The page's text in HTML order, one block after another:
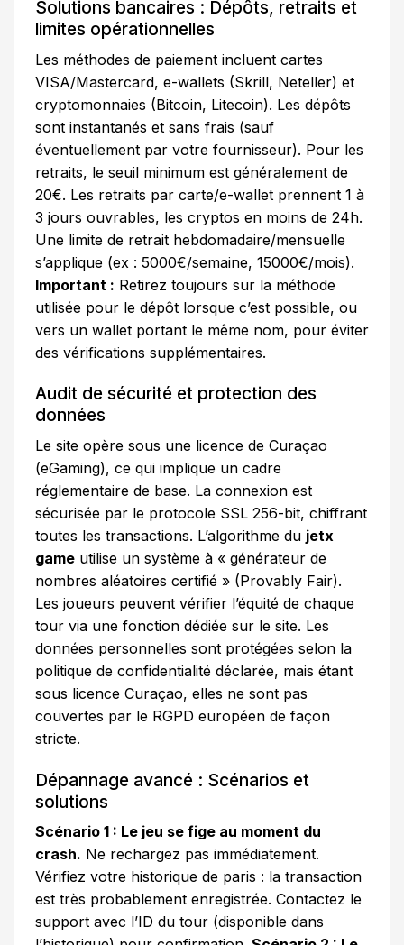
Solutions bancaires : Dépôts, retraits et
limites opérationnelles
Les méthodes de paiement incluent cartes
VISA/Mastercard, e-wallets (Skrill, Neteller) et
cryptomonnaies (Bitcoin, Litecoin). Les dépôts
sont instantanés et sans frais (sauf
éventuellement par votre fournisseur). Pour les
retraits, le seuil minimum est généralement de
20€. Les retraits par carte/e-wallet prennent 1 à
3 jours ouvrables, les cryptos en moins de 24h.
Une limite de retrait hebdomadaire/mensuelle
s’applique (ex : 5000€/semaine, 15000€/mois).
Important : Retirez toujours sur la méthode
utilisée pour le dépôt lorsque c’est possible, ou
vers un wallet portant le même nom, pour éviter
des vérifications supplémentaires.
Audit de sécurité et protection des
données
Le site opère sous une licence de Curaçao
(eGaming), ce qui implique un cadre
réglementaire de base. La connexion est
sécurisée par le protocole SSL 256-bit, chiffrant
toutes les transactions. L’algorithme du jetx
game utilise un système à « générateur de
nombres aléatoires certifié » (Provably Fair).
Les joueurs peuvent vérifier l’équité de chaque
tour via une fonction dédiée sur le site. Les
données personnelles sont protégées selon la
politique de confidentialité déclarée, mais étant
sous licence Curaçao, elles ne sont pas
couvertes par le RGPD européen de façon
stricte.
Dépannage avancé : Scénarios et
solutions
Scénario 1 : Le jeu se fige au moment du
crash. Ne rechargez pas immédiatement.
Vérifiez votre historique de paris : la transaction
est très probablement enregistrée. Contactez le
support avec l’ID du tour (disponible dans